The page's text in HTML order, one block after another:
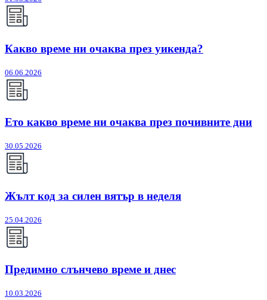
Какво време ни очаква през уикенда?
06.06.2026
Ето какво време ни очаква през почивните дни
30.05.2026
Жълт код за силен вятър в неделя
25.04.2026
Предимно слънчево време и днес
10.03.2026